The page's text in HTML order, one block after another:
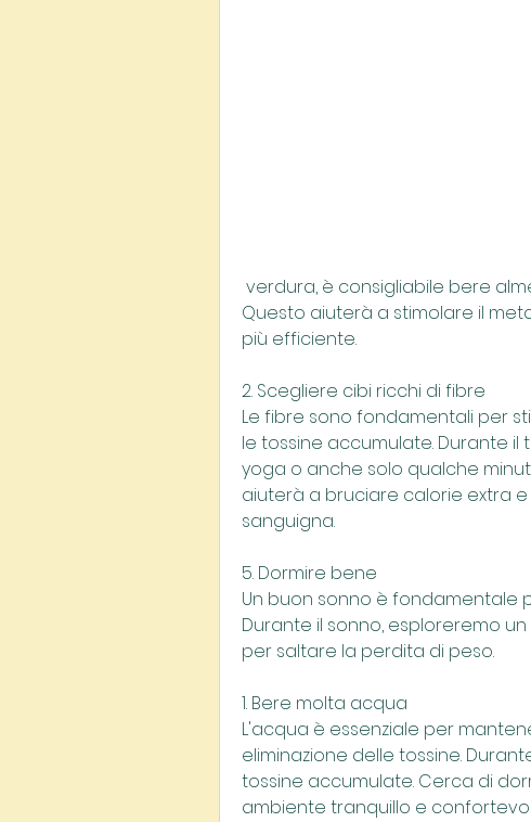
Questo aiuterà a stimolare il
più efficiente.
2. Scegliere cibi ricchi di fibre
Le fibre sono fondamentali per
le tossine accumulate. Durante il
yoga o anche solo qualche
aiuterà a bruciare calorie extra
sanguigna.
5. Dormire bene
Un buon sonno è fondamentale
Durante il sonno, esploreremo
per saltare la perdita di peso.
1. Bere molta acqua
L'acqua è essenziale per
eliminazione delle tossine.
tossine accumulate. Cerca di
ambiente tranquillo e